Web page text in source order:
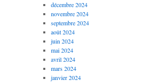
décembre 2024
novembre 2024
septembre 2024
août 2024
juin 2024
mai 2024
avril 2024
mars 2024
janvier 2024